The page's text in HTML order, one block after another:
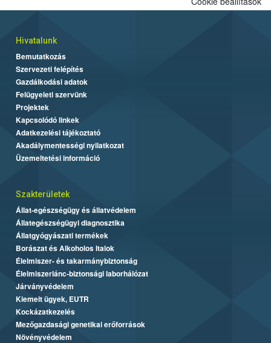
Hivatalunk
Bemutatkozás
Szervezeti felépítés
Gazdálkodási adatok
Felügyeleti szervünk
Projektek
Kapcsolódó linkek
Adatkezelési tájékoztató
Akadálymentességi nyilatkozat
Üzemeltetési információ
Szakterületek
Állat-egészségügy és állatvédelem
Állategészségügyi diagnosztika
Állatgyógyászati termékek
Borászat és Alkoholos Italok
Élelmiszer- és takarmánybiztonság
Élelmiszerlánc-biztonsági laborhálózat
Járványvédelem
Kiemelt ügyek, EUTR
Kockázatkezelés
Mezőgazdasági genetikai erőforrások
Növényvédelem